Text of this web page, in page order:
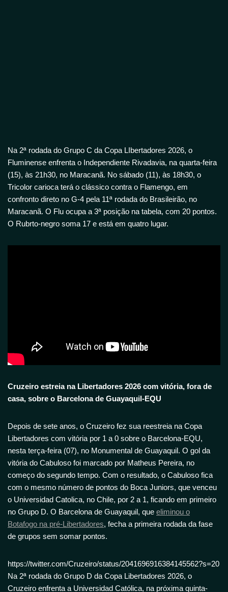
Na 2ª rodada do Grupo C da Copa LIbertadores 2026, o
Fluminense enfrenta o Independiente Rivadavia, na quarta-feira
(15), às 21h30, no Maracanã. No sábado (11), às 18h30, o
Tricolor carioca terá o clássico contra o Flamengo, em
confronto direto no G-4 pela 11ª rodada do Brasileirão, no
Maracanã. O Flu ocupa a 3ª posição na tabela, com 20 pontos.
O Rubrto-negro soma 17 e está em quatro lugar.
Cruzeiro estreia na Libertadores 2026 com vitória, fora de
casa, sobre o Barcelona de Guayaquil-EQU
Depois de sete anos, o Cruzeiro fez sua reestreia na Copa
Libertadores com vitória por 1 a 0 sobre o Barcelona-EQU,
nesta terça-feira (07), no Monumental de Guayaquil. O gol da
vitória do Cabuloso foi marcado por Matheus Pereira, no
começo do segundo tempo. Com o resultado, o Cabuloso fica
com o mesmo número de pontos do Boca Juniors, que venceu
o Universidad Catolica, no Chile, por 2 a 1, ficando em primeiro
no Grupo D. O Barcelona de Guayaquil, que eliminou o
Botafogo na pré-Libertadores, fecha a primeira rodada da fase
de grupos sem somar pontos.
https://twitter.com/Cruzeiro/status/2041696916384145562?s=20
Na 2ª rodada do Grupo D da Copa Libertadores 2026, o
Cruzeiro enfrenta a Universidad Católica, na próxima quinta-